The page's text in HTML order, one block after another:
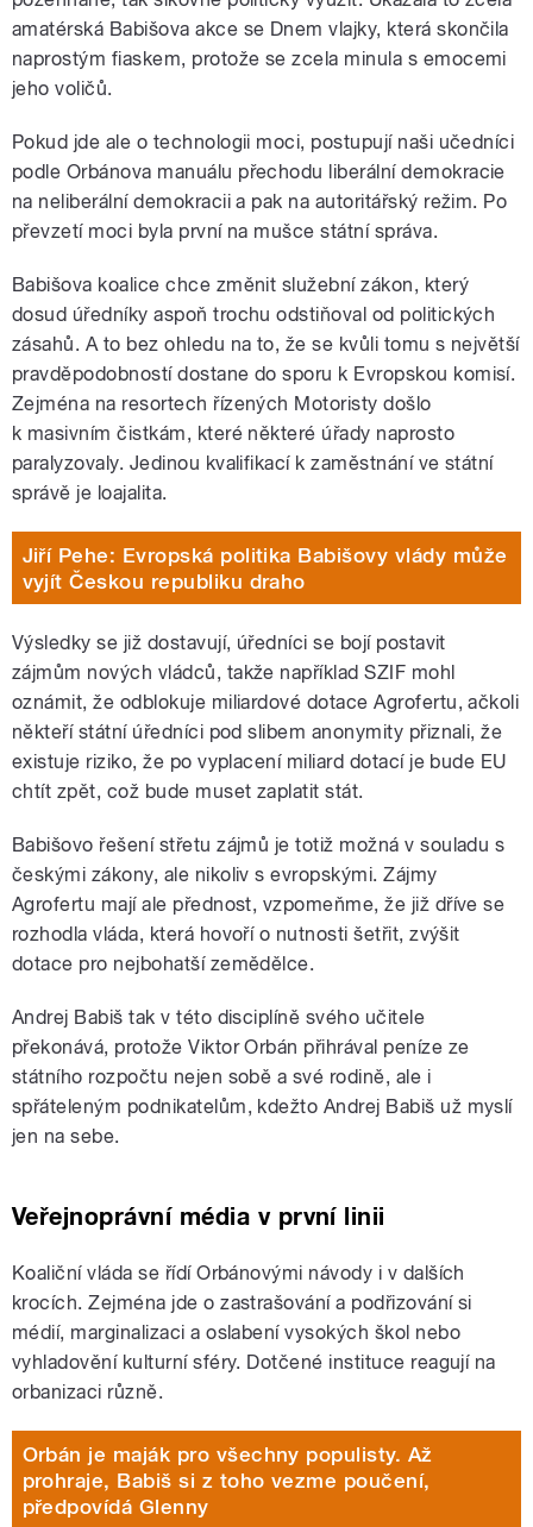
amatérská Babišova akce se Dnem vlajky, která skončila
naprostým fiaskem, protože se zcela minula s emocemi
jeho voličů.
Pokud jde ale o technologii moci, postupují naši učedníci
podle Orbánova manuálu přechodu liberální demokracie
na neliberální demokracii a pak na autoritářský režim. Po
převzetí moci byla první na mušce státní správa.
Babišova koalice chce změnit služební zákon, který
dosud úředníky aspoň trochu odstiňoval od politických
zásahů. A to bez ohledu na to, že se kvůli tomu s největší
pravděpodobností dostane do sporu k Evropskou komisí.
Zejména na resortech řízených Motoristy došlo
k masivním čistkám, které některé úřady naprosto
paralyzovaly. Jedinou kvalifikací k zaměstnání ve státní
správě je loajalita.
Jiří Pehe: Evropská politika Babišovy vlády může
vyjít Českou republiku draho
Výsledky se již dostavují, úředníci se bojí postavit
zájmům nových vládců, takže například SZIF mohl
oznámit, že odblokuje miliardové dotace Agrofertu, ačkoli
někteří státní úředníci pod slibem anonymity přiznali, že
existuje riziko, že po vyplacení miliard dotací je bude EU
chtít zpět, což bude muset zaplatit stát.
Babišovo řešení střetu zájmů je totiž možná v souladu s
českými zákony, ale nikoliv s evropskými. Zájmy
Agrofertu mají ale přednost, vzpomeňme, že již dříve se
rozhodla vláda, která hovoří o nutnosti šetřit, zvýšit
dotace pro nejbohatší zemědělce.
Andrej Babiš tak v této disciplíně svého učitele
překonává, protože Viktor Orbán přihrával peníze ze
státního rozpočtu nejen sobě a své rodině, ale i
spřáteleným podnikatelům, kdežto Andrej Babiš už myslí
jen na sebe.
Veřejnoprávní média v první linii
Koaliční vláda se řídí Orbánovými návody i v dalších
krocích. Zejména jde o zastrašování a podřizování si
médií, marginalizaci a oslabení vysokých škol nebo
vyhladovění kulturní sféry. Dotčené instituce reagují na
orbanizaci různě.
Orbán je maják pro všechny populisty. Až
prohraje, Babiš si z toho vezme poučení,
předpovídá Glenny